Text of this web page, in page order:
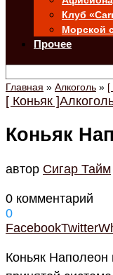
Клуб
Морской
Прочее
Главная » Алкоголь » [
[ Коньяк ]
Коньяк
автор Cигар Тайм
0 комментарий
0
FacebookTwitter
Коньяк Наполеон